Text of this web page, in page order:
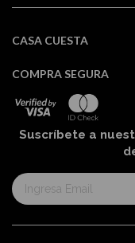
informativo:
CASA CUESTA
COMPRA SEGURA
Suscríbete a
Suscríbase
al
informativo: